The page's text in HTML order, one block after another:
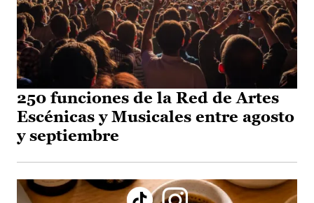
250 funciones de la Red de Artes
Escénicas y Musicales entre agosto
y septiembre